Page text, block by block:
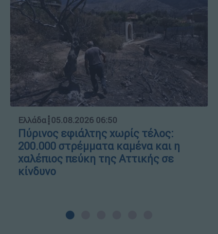
Ελλάδα┋05.08.2026 06:50
Πύρινος εφιάλτης χωρίς τέλος:
200.000 στρέμματα καμένα και η
χαλέπιος πεύκη της Αττικής σε
κίνδυνο